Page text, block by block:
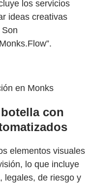
los servicios
ideas creativas
en Monks
con
elementos visuales
lo que incluye
legales, de riesgo y